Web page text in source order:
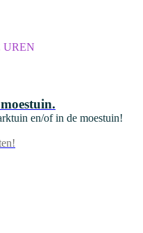
UREN
en/of in de moestuin!